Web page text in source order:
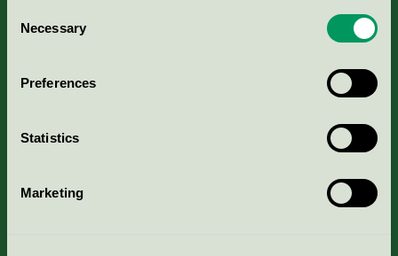
Selection
Necessary
Preferences
Statistics
Marketing
Kriterier, ansökan & avgifter